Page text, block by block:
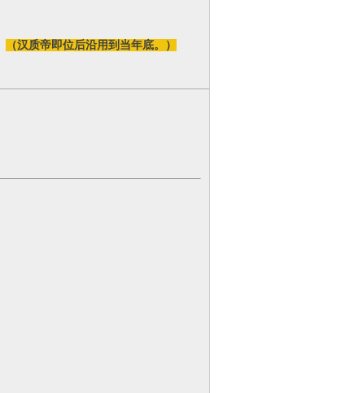
（汉质帝即位后沿用到当年底。）